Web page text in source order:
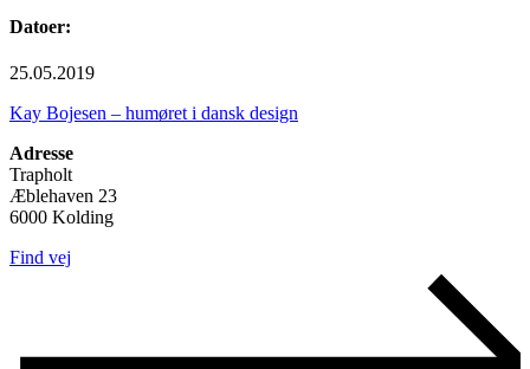
Datoer:
25.05.2019
Kay Bojesen – humøret i dansk design
Adresse
Trapholt
Æblehaven 23
6000 Kolding
Find vej